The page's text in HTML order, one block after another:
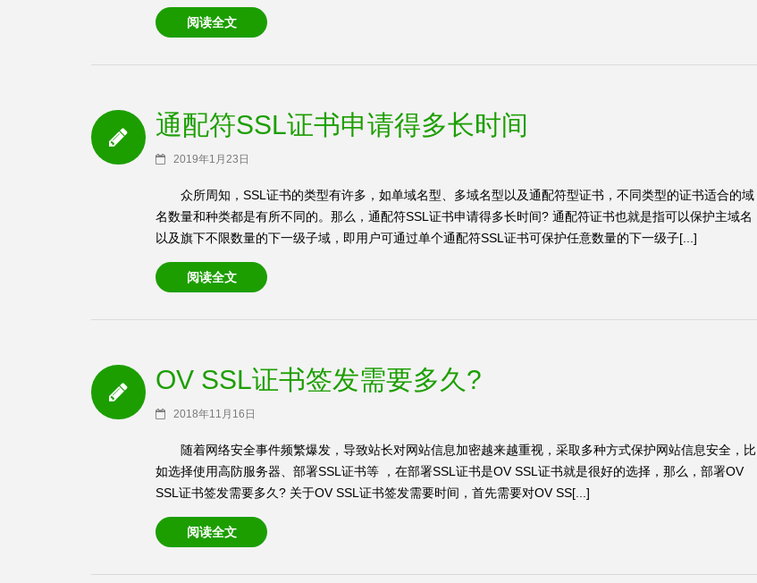
阅读全文
通配符SSL证书申请得多长时间
2019年1月23日
众所周知，SSL证书的类型有许多，如单域名型、多域名型以及通配符型证书，不同类型的证书适合的域
名数量和种类都是有所不同的。那么，通配符SSL证书申请得多长时间? 通配符证书也就是指可以保护主域名
以及旗下不限数量的下一级子域，即用户可通过单个通配符SSL证书可保护任意数量的下一级子[...]
阅读全文
OV SSL证书签发需要多久?
2018年11月16日
随着网络安全事件频繁爆发，导致站长对网站信息加密越来越重视，采取多种方式保护网站信息安全，比
如选择使用高防服务器、部署SSL证书等 ，在部署SSL证书是OV SSL证书就是很好的选择，那么，部署OV
SSL证书签发需要多久? 关于OV SSL证书签发需要时间，首先需要对OV SS[...]
阅读全文